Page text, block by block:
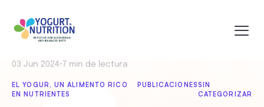
03 Jun 2024• 7 min de lectura
EL YOGUR, UN ALIMENTO RICO
EN NUTRIENTES
PUBLICACIONESSIN
CATEGORIZAR